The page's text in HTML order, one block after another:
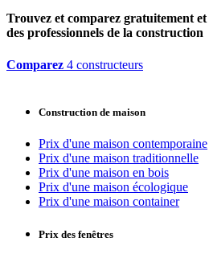
Trouvez et comparez gratuitement et
des professionnels de la construction
Comparez 4 constructeurs
Construction de maison
Prix d'une maison contemporaine
Prix d'une maison traditionnelle
Prix d'une maison en bois
Prix d'une maison écologique
Prix d'une maison container
Prix des fenêtres